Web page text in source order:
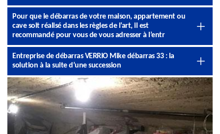
Pour que le débarras de votre maison, appartement ou
cave soit réalisé dans les règles de l’art, il est
recommandé pour vous de vous adresser à l’entr
Entreprise de débarras VERRIO Mike débarras 33 : la
solution à la suite d’une succession